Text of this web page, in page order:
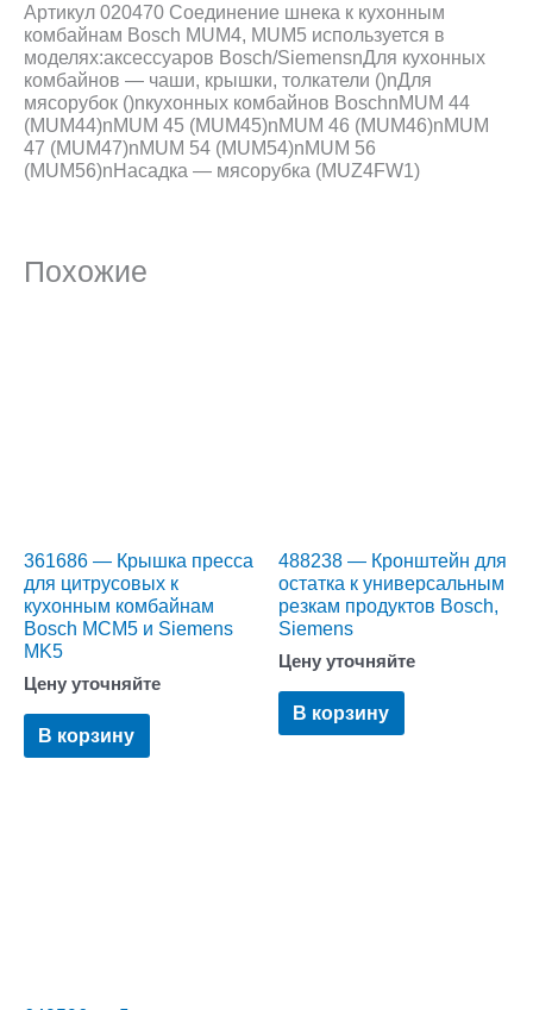
Артикул 020470 Соединение шнека к кухонным
комбайнам Bosch MUM4, MUM5 используется в
моделях:аксессуаров Bosch/SiemensnДля кухонных
комбайнов — чаши, крышки, толкатели ()nДля
мясорубок ()nкухонных комбайнов BoschnMUM 44
(MUM44)nMUM 45 (MUM45)nMUM 46 (MUM46)nMUM
47 (MUM47)nMUM 54 (MUM54)nMUM 56
(MUM56)nНасадка — мясорубка (MUZ4FW1)
Похожие
361686 — Крышка пресса
для цитрусовых к
кухонным комбайнам
Bosch MCM5 и Siemens
MK5
Цену уточняйте
В корзину
488238 — Кронштейн для
остатка к универсальным
резкам продуктов Bosch,
Siemens
Цену уточняйте
В корзину